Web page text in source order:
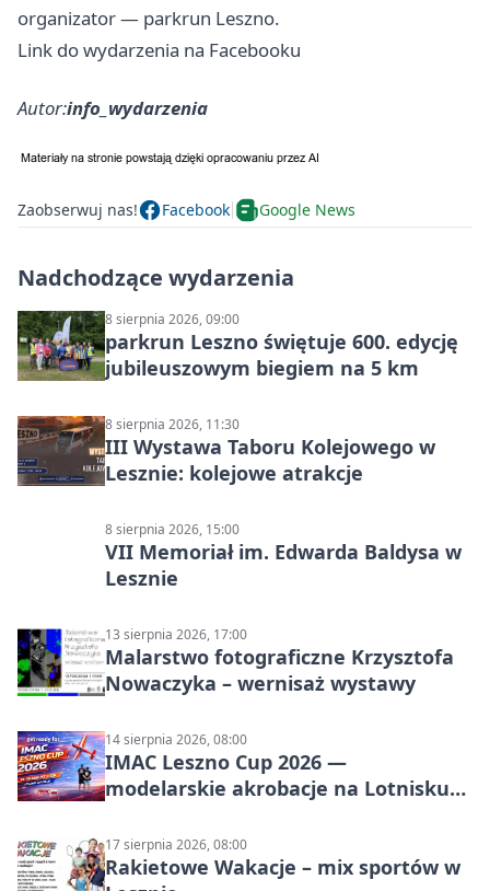
organizator — parkrun Leszno.
Link do wydarzenia na Facebooku
Autor:info_wydarzenia
Zaobserwuj nas! Facebook Google News
Nadchodzące wydarzenia
8 sierpnia 2026, 09:00
parkrun Leszno świętuje 600. edycję
jubileuszowym biegiem na 5 km
8 sierpnia 2026, 11:30
III Wystawa Taboru Kolejowego w
Lesznie: kolejowe atrakcje
8 sierpnia 2026, 15:00
VII Memoriał im. Edwarda Baldysa w
Lesznie
13 sierpnia 2026, 17:00
Malarstwo fotograficzne Krzysztofa
Nowaczyka – wernisaż wystawy
14 sierpnia 2026, 08:00
IMAC Leszno Cup 2026 —
modelarskie akrobacje na Lotnisku
17 sierpnia 2026, 08:00
Rakietowe Wakacje – mix sportów w